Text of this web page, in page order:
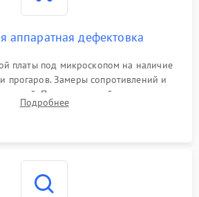
аппаратная дефектовка
платы под микроскопом на наличие
прогаров. Замеры сопротивлений и
Проверка цепей питания,
процессора и видеочипа.
Подробнее